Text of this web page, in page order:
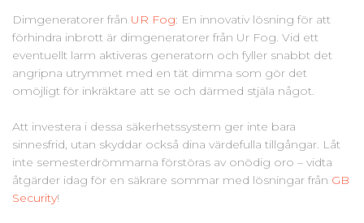
Dimgeneratorer från UR Fog: En innovativ lösning för att
förhindra inbrott är dimgeneratorer från Ur Fog. Vid ett
eventuellt larm aktiveras generatorn och fyller snabbt det
angripna utrymmet med en tät dimma som gör det
omöjligt för inkräktare att se och därmed stjäla något.
Att investera i dessa säkerhetssystem ger inte bara
sinnesfrid, utan skyddar också dina värdefulla tillgångar. Låt
inte semesterdrömmarna förstöras av onödig oro – vidta
åtgärder idag för en säkrare sommar med lösningar från GB
Security!